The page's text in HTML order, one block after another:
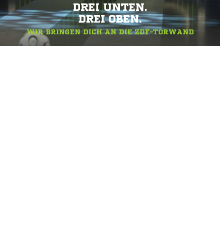
DREI UNTEN.
DREI OBEN.
WIR BRINGEN DICH AN DIE ZDF-TORWAND